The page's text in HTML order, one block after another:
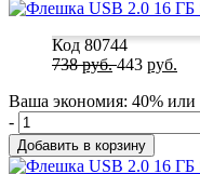
Код 80744
738руб. 443 руб.
Ваша экономия: 40% или
-
Добавить в корзину